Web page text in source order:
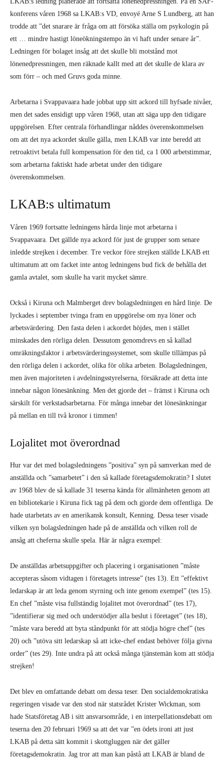
konferens våren 1968 sa LKAB:s VD, envoyé Arne S Lundberg, att han
trodde att ”det snarare är fråga om att försöka ställa om psykologin på
ett … mindre hastigt löneökningstempo än vi haft under senare år”.
Ledningen för bolaget insåg att det skulle bli motstånd mot
lönenedpressningen, men räknade kallt med att det skulle de klara av
som förr – och med Gruvs goda minne.
Arbetarna i Svappavaara hade jobbat upp sitt ackord till hyfsade nivåer,
men det sades ensidigt upp våren 1968, utan att säga upp den tidigare
uppgörelsen. Efter centrala förhandlingar nåddes överenskommelsen
om att det nya ackordet skulle gälla, men LKAB var inte beredd att
retroaktivt betala full kompensation för den tid, ca 1 000 arbetstimmar,
som arbetarna faktiskt hade arbetat under den tidigare
överenskommelsen.
LKAB:s ultimatum
Våren 1969 fortsatte ledningens hårda linje mot arbetarna i
Svappavaara. Det gällde nya ackord för just de grupper som senare
inledde strejken i december. Tre veckor före strejken ställde LKAB ett
ultimatum att om facket inte antog ledningens bud fick de behålla det
gamla avtalet, som skulle ha varit mycket sämre.
Också i Kiruna och Malmberget drev bolagsledningen en hård linje. De
lyckades i september tvinga fram en uppgörelse om nya löner och
arbetsvärdering. Den fasta delen i ackordet höjdes, men i stället
minskades den rörliga delen. Dessutom genomdrevs en så kallad
omräkningsfaktor i arbetsvärderingssystemet, som skulle tillämpas på
den rörliga delen i ackordet, olika för olika arbeten. Bolagsledningen,
men även majoriteten i avdelningsstyrelserna, försäkrade att detta inte
innebar någon lönesänkning. Men det gjorde det – främst i Kiruna och
särskilt för verkstadsarbetarna. För många innebar det lönesänkningar
på mellan en till två kronor i timmen!
Lojalitet mot överordnad
Hur var det med bolagsledningens ”positiva” syn på samverkan med de
anställda och ”samarbetet” i den så kallade företagsdemokratin? I slutet
av 1968 blev de så kallade 31 teserna kända för allmänheten genom att
en bibliotekarie i Kiruna fick tag på dem och gjorde dem offentliga. De
hade utarbetats av en amerikansk konsult, Kenning. Dessa teser visade
vilken syn bolagsledningen hade på de anställda och vilken roll de
ansåg att cheferna skulle spela. Här är några exempel:
De anställdas arbetsuppgifter och placering i organisationen ”måste
accepteras såsom vidtagen i företagets intresse” (tes 13). Ett ”effektivt
ledarskap är att leda genom styrning och inte genom exempel” (tes 15).
En chef ”måste visa fullständig lojalitet mot överordnad” (tes 17),
”identifierar sig med och understödjer alla beslut i företaget” (tes 18),
”måste vara beredd att byta ståndpunkt för att stödja högre chef” (tes
20) och ”utöva sitt ledarskap så att icke-chef endast behöver följa givna
order” (tes 29). Inte undra på att också många tjänstemän kom att stödja
strejken!
Det blev en omfattande debatt om dessa teser. Den socialdemokratiska
regeringen visade var den stod när statsrådet Krister Wickman, som
hade Statsföretag AB i sitt ansvarsområde, i en interpellationsdebatt om
teserna den 20 februari 1969 sa att det var ”en ödets ironi att just
LKAB på detta sätt kommit i skottgluggen när det gäller
företagsdemokratin. Jag tror att man kan påstå att LKAB är bland de